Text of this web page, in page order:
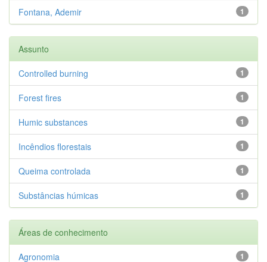
1
Fontana, Ademir
Assunto
1
Controlled burning
1
Forest fires
1
Humic substances
1
Incêndios florestais
1
Queima controlada
1
Substâncias húmicas
Áreas de conhecimento
1
Agronomia